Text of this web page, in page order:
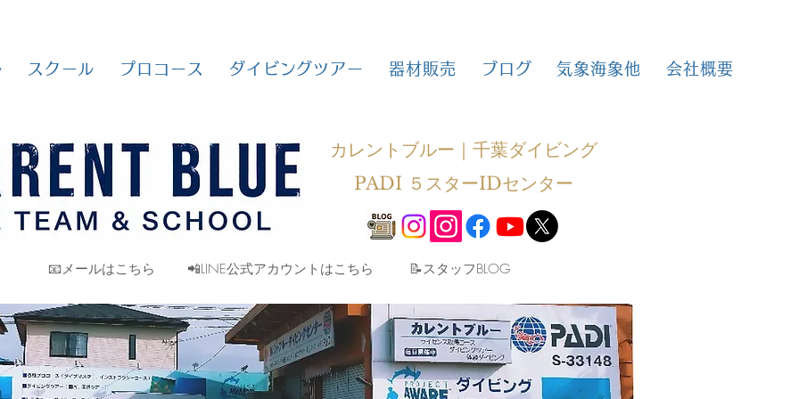
スクール プロコース ダイビングツアー 器材販売 ブログ 気象海象他 会社概要
カレントブルー｜千葉ダイビング
PADI ５スターIDセンター
📧メールはこちら 📲LINE公式アカウントはこちら ​📝スタッフBLOG